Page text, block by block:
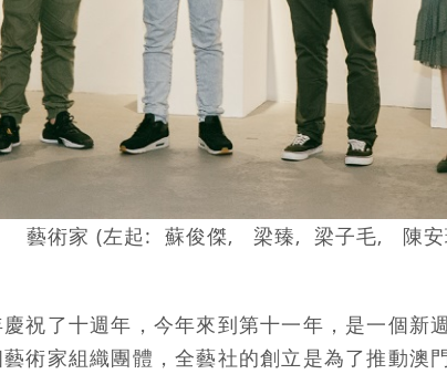
藝術家 (左起: 蘇俊傑, 梁臻, 梁子毛, 陳安
祝了十週年，今年來到第十一年，是一個新
術家組織團體，全藝社的創立是為了推動澳